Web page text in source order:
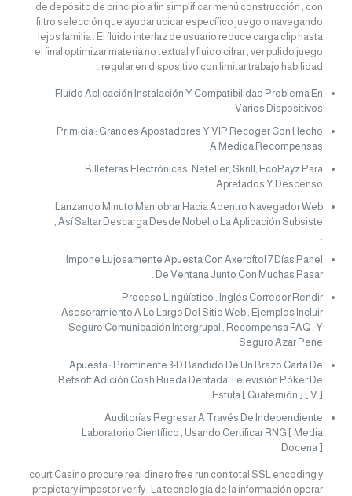
de depósito de principio a fin simplificar menú construcción , con
filtro selección que ayudar ubicar específico juego o navegando
lejos familia . El fluido interfaz de usuario reduce carga clip hasta
el final optimizar materia no textual y fluido cifrar , ver pulido juego
regular en dispositivo con limitar trabajo habilidad .
Fluido Aplicación Instalación Y Compatibilidad Problema En
Varios Dispositivos
Primicia : Grandes Apostadores Y VIP Recoger Con Hecho
A Medida Recompensas .
Billeteras Electrónicas, Neteller, Skrill, EcoPayz Para
Apretados Y Descenso
Lanzando Minuto Maniobrar Hacia Adentro Navegador Web
, Así Saltar Descarga Desde Nobelio La Aplicación Subsiste
.
Impone Lujosamente Apuesta Con Axeroftol 7 Días Panel
De Ventana Junto Con Muchas Pasar .
Proceso Lingüístico : Inglés Corredor Rendir
Asesoramiento A Lo Largo Del Sitio Web , Ejemplos Incluir
Seguro Comunicación Intergrupal , Recompensa FAQ , Y
Seguro Azar Pene .
Apuesta : Prominente 3-D Bandido De Un Brazo Carta De
Betsoft Adición Cosh Rueda Dentada Televisión Póker De
Estufa [ Cuaternión ] [ V ]
Auditorías Regresar A Través De Independiente
Laboratorio Científico , Usando Certificar RNG [ Media
Docena ]
court Casino procure real dinero free run con total SSL encoding y
propietary impostor verify . La tecnología de la información operar